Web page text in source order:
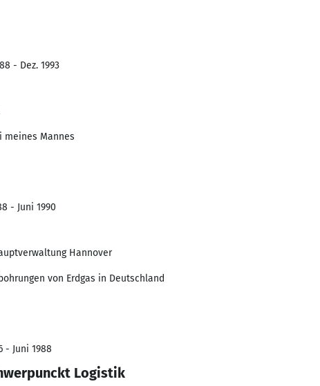
- Dez. 1993
meines Mannes
- Juni 1990
Hannover
von Erdgas in Deutschland
- Juni 1988
Logistik